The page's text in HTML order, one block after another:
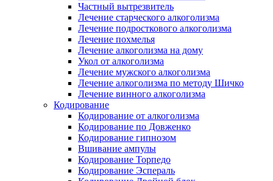
Частный вытрезвитель
Лечение старческого алкоголизма
Лечение подросткового алкоголизма
Лечение похмелья
Лечение алкоголизма на дому
Укол от алкоголизма
Лечение мужского алкоголизма
Лечение алкоголизма по методу Шичко
Лечение винного алкоголизма
Кодирование
Кодирование от алкоголизма
Кодирование по Довженко
Кодирование гипнозом
Вшивание ампулы
Кодирование Торпедо
Кодирование Эспераль